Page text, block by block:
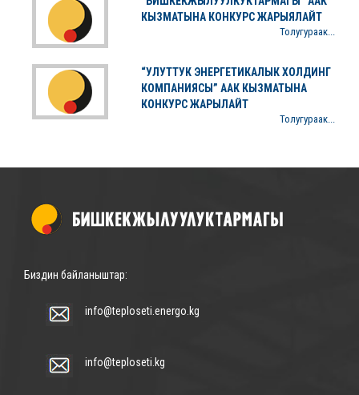
КЫЗМАТЫНА КОНКУРС ЖАРЫЯЛАЙТ
Толугураак...
“УЛУТТУК ЭНЕРГЕТИКАЛЫК ХОЛДИНГ
КОМПАНИЯСЫ” ААК КЫЗМАТЫНА
КОНКУРС ЖАРЫЛАЙТ
Толугураак...
Биздин байланыштар:
info@teploseti.energo.kg
info@teploseti.kg